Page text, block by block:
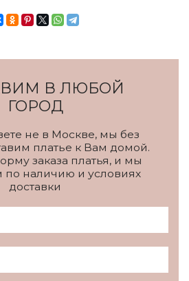
В ЛЮБОЙ
ГОРОД
не в Москве, мы без
платье к Вам домой.
заказа платья, и мы
по наличию и условиях
доставки